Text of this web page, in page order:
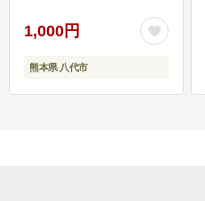
1,000円
熊本県 八代市